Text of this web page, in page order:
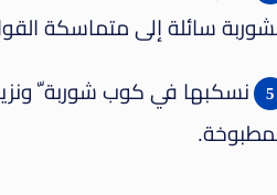
سائلة إلى متماسكة
نسكبها في كوب شوربة